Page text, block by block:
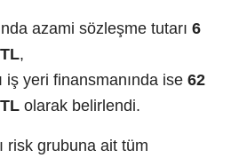
azami sözleşme tutarı 6
,
iş yeri finansmanında ise 62
olarak belirlendi.
risk grubuna ait tüm